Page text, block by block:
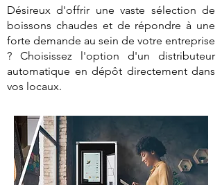
Désireux d'offrir une vaste sélection de
boissons chaudes et de répondre à une
forte demande au sein de votre entreprise
? Choisissez l'option d'un distributeur
automatique en dépôt directement dans
vos locaux.